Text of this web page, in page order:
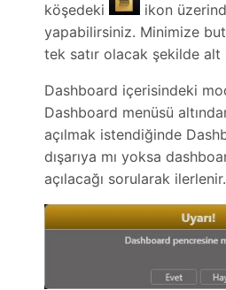
köşedeki
ikon
yapabilirsiniz. Minimize
tek satır olacak şekilde alt
Dashboard içerisindeki
Dashboard menüsü
açılmak istendiğinde
dışarıya mı yoksa
açılacağı sorularak ilerlenir.